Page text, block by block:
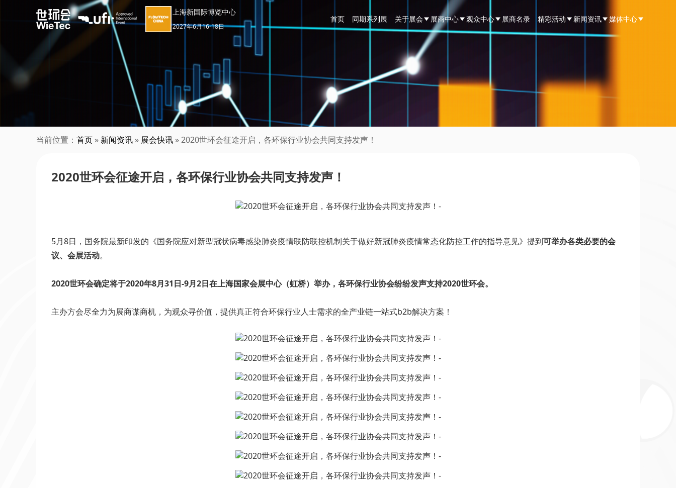
上海新国际博览中心
2027年6月16-18日
首页 同期系列展 关于展会 展商中心 观众中心 展商名录 精彩活动 新闻资讯 媒体中心
当前位置： 首页 » 新闻资讯 » 展会快讯 » 2020世环会征途开启，各环保行业协会共同支持发声！
2020世环会征途开启，各环保行业协会共同支持发声！
5月8日，国务院最新印发的《国务院应对新型冠状病毒感染肺炎疫情联防联控机制关于做好新冠肺炎疫情常态化防控工作的指导意见》提到可举办各类必要的会
议、会展活动。
2020世环会确定将于2020年8月31日-9月2日在上海国家会展中心（虹桥）举办， 各环保行业协会纷纷发声支持2020世环会。
主办方会尽全力为展商谋商机，为观众寻价值，提供真正符合环保行业人士需求的全产业链一站式b2b解决方案！